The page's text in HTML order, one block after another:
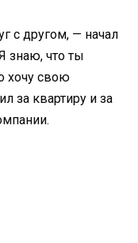
с другом, — начал
знаю, что ты
хочу свою
за квартиру и за